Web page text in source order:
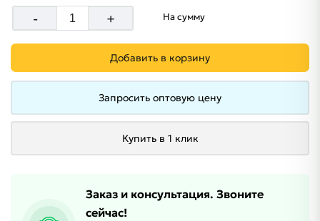
- + На сумму
Добавить в корзину
Запросить оптовую цену
Купить в 1 клик
Заказ и консультация. Звоните
сейчас!